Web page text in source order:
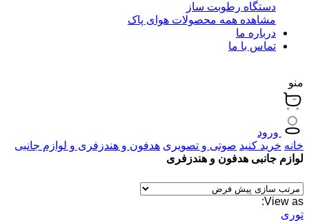
دستگاه رطوبت ساز
مشاهده همه محصولات هوای پاک
درباره ما
تماس با ما
منو
ورود
خانه خرید کنید صوتی و تصویری هدفون و هندزفری و لوازم جانبی
لوازم جانبی هدفون و هندزفری
View as:
توری